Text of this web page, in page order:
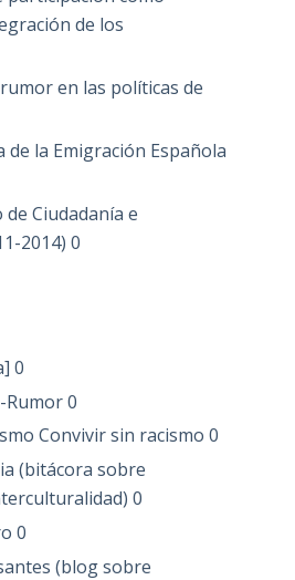
de los
en las políticas de
de la Emigración Española
Ciudadanía e
2014) 0
0
Rumor0
Convivir sin racismo 0
(bitácora sobre
0
0
(blog sobre